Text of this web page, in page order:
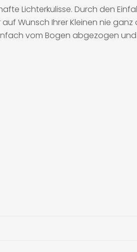
Lichterkulisse. Durch den
Wunsch Ihrer Kleinen nie
vom Bogen abgezogen